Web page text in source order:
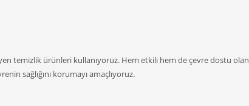
temizlik ürünleri kullanıyoruz. Hem etkili hem de çevre dostu olan
sağlığını korumayı amaçlıyoruz.